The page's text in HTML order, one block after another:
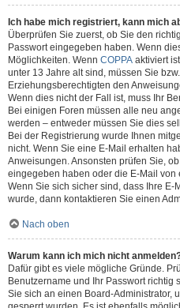
Ich habe mich registriert, kann mich
Überprüfen Sie zuerst, ob Sie den
Passwort eingegeben haben. Wenn
Möglichkeiten. Wenn COPPA aktiviert
unter 13 Jahre alt sind, müssen Sie
Erziehungsberechtigten den
Wenn dies nicht der Fall ist, muss Ihr
Bei einigen Foren müssen alle neu
werden – entweder müssen Sie dies
Bei der Registrierung wurde Ihnen
nicht. Wenn Sie eine E-Mail erhalten
Anweisungen. Ansonsten prüfen Sie,
eingegeben haben oder die E-Mail
Wenn Sie sich sicher sind, dass Ihre
wurde, dann kontaktieren Sie einen
Nach oben
Warum kann ich mich nicht
Dafür gibt es viele mögliche Gründe.
Benutzername und Ihr Passwort richtig
Sie sich an einen Board-Administrator,